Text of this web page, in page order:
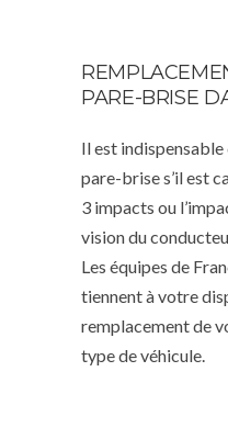
PARE-BRISE
Il est
pare-brise s’il est
3 impacts ou
vision du
Les équipes de
tiennent à votre
remplacement de
type de véhicule.